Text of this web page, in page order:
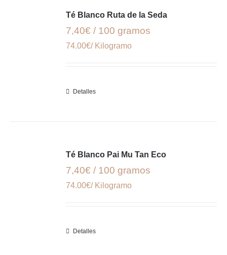
Té Blanco Ruta de la Seda
7,40€ / 100 gramos
74.00€/ Kilogramo
Detalles
Té Blanco Pai Mu Tan Eco
7,40€ / 100 gramos
74.00€/ Kilogramo
Detalles